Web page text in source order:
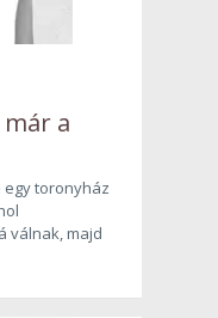
a
egy toronyház
válnak, majd